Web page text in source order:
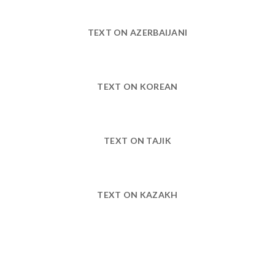
TEXT ON AZERBAIJANI
TEXT ON KOREAN
TEXT ON TAJIK
TEXT ON KAZAKH